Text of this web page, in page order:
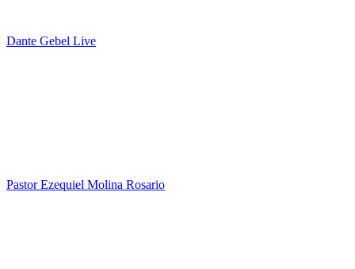
Dante Gebel Live
Pastor Ezequiel Molina Rosario